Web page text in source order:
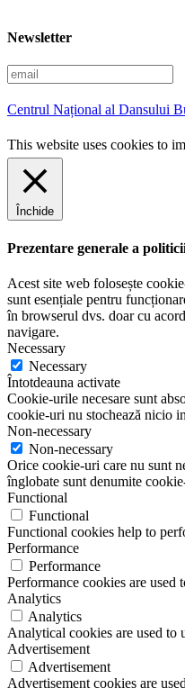
Newsletter
E
m
a
i
l
Centrul Național al Dansului
This website uses cookies to
Închide
Prezentare generale a
Acest site web folosește
sunt esențiale pentru
în browserul dvs. doar cu
navigare.
Necessary
Necessary
Întotdeauna activate
Cookie-urile necesare sunt
cookie-uri nu stochează nicio
Non-necessary
Non-necessary
Orice cookie-uri care nu sunt
înglobate sunt denumite
Functional
Functional
Functional cookies help to
Performance
Performance
Performance cookies are
Analytics
Analytics
Analytical cookies are used to
Advertisement
Advertisement
Advertisement cookies are